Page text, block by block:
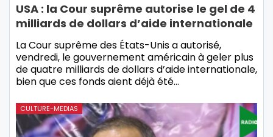
USA : la Cour suprême autorise le gel de 4
milliards de dollars d’aide internationale
La Cour suprême des États-Unis a autorisé,
vendredi, le gouvernement américain à geler plus
de quatre milliards de dollars d’aide internationale,
bien que ces fonds aient déjà été…
CULTURE-MEDIAS